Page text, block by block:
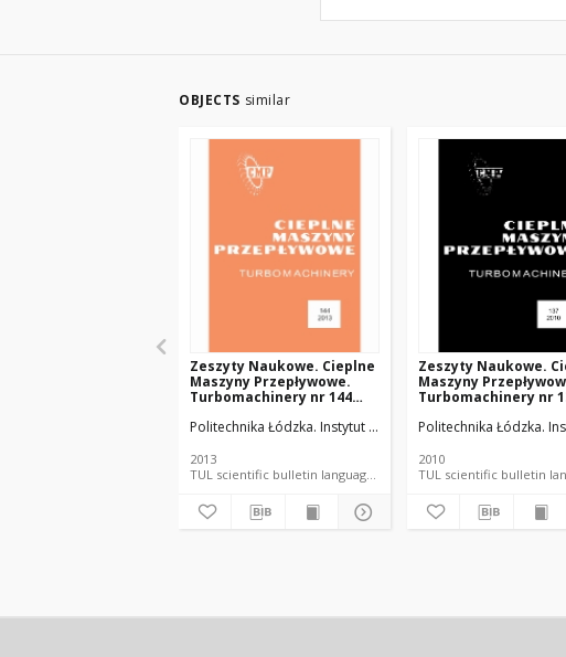
OBJECTS similar
Zeszyty Naukowe. Cieplne
Maszyny Przepływowe.
Turbomachinery nr 144
Politechnika Łódzka. Instytut Maszyn Przepływowych.
2013
TUL scientific bulletin language document
Zeszyty Naukowe.
Maszyny
Turbomachinery nr
Politechnika Łódzka.
2010
TUL